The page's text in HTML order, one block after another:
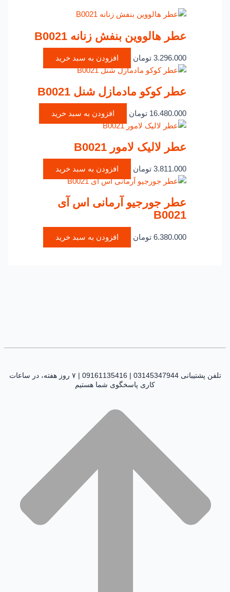
عطر هالووین بنفش زنانه B0021
3.296.000 تومان افزودن به سبد خرید
عطر کوکو مادمازل شنل B0021
16.480.000 تومان افزودن به سبد خرید
عطر لالیک لامور B0021
3.811.000 تومان افزودن به سبد خرید
عطر جورجیو آرمانی اس آی
B0021
6.380.000 تومان افزودن به سبد خرید
تلفن پشتیبانی 03145347944 | 09161135416 | ۷ روز هفته، در ساعات
کاری پاسخگوی شما هستیم